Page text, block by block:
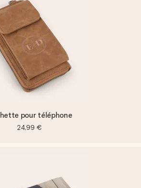
pour téléphone
24,99 €